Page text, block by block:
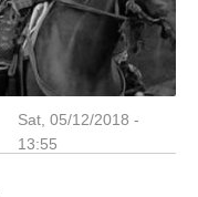
Sat, 05/12/2018 -
13:55